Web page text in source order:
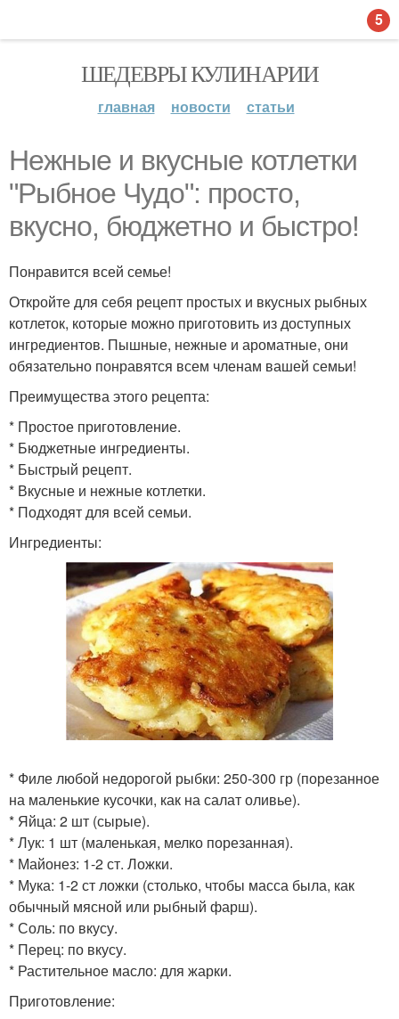
ШЕДЕВРЫ КУЛИНАРИИ
главная новости статьи
Нежные и вкусные котлетки
"Рыбное Чудо": просто,
вкусно, бюджетно и быстро!
Понравится всей семье!
Откройте для себя рецепт простых и вкусных рыбных
котлеток, которые можно приготовить из доступных
ингредиентов. Пышные, нежные и ароматные, они
обязательно понравятся всем членам вашей семьи!
Преимущества этого рецепта:
* Простое приготовление.
* Бюджетные ингредиенты.
* Быстрый рецепт.
* Вкусные и нежные котлетки.
* Подходят для всей семьи.
Ингредиенты:
* Филе любой недорогой рыбки: 250-300 гр (порезанное
на маленькие кусочки, как на салат оливье).
* Яйца: 2 шт (сырые).
* Лук: 1 шт (маленькая, мелко порезанная).
* Майонез: 1-2 ст. Ложки.
* Мука: 1-2 ст ложки (столько, чтобы масса была, как
обычный мясной или рыбный фарш).
* Соль: по вкусу.
* Перец: по вкусу.
* Растительное масло: для жарки.
Приготовление:
5